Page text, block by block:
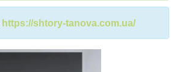
https://shtory-tanova.com.ua/